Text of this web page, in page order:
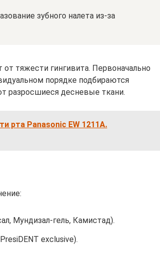
зубного налета из-за
тяжести гингивита. Первоначально
порядке подбираются
разросшиеся десневые ткани.
рта Panasonic EW 1211A.
Мундизал-гель, Камистад).
exclusive).